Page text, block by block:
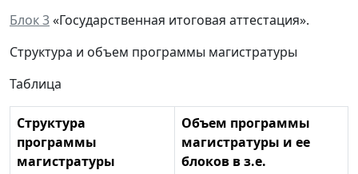
Блок 3«Государственная итоговая аттестация».
Структура и объем программы магистратуры
Таблица
Структура
программы
магистратуры
Объем программы
магистратуры и ее
блоков в з.е.